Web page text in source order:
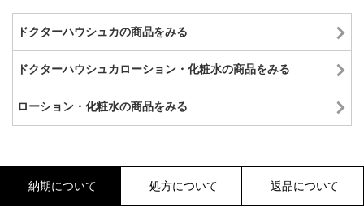
ドクターハウシュカの商品をみる
ドクターハウシュカローション・化粧水の商品をみる
ローション・化粧水の商品をみる
納期について 処方について 返品について